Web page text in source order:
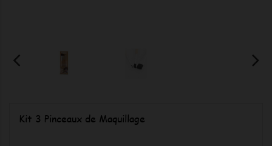
Kit 3 Pinceaux de Maquillage